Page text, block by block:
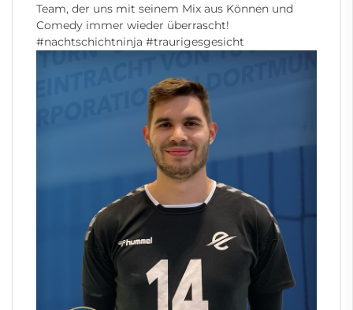
Team, der uns mit seinem Mix aus Können und
Comedy immer wieder überrascht!
#nachtschichtninja #traurigesgesicht